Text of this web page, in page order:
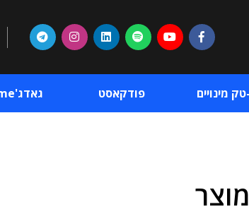
טק מינויים פודקאסט גאדג'Time